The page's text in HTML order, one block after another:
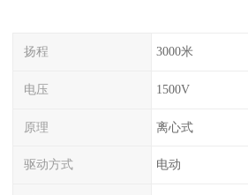
扬程 3000米
电压 1500V
原理 离心式
驱动方式 电动